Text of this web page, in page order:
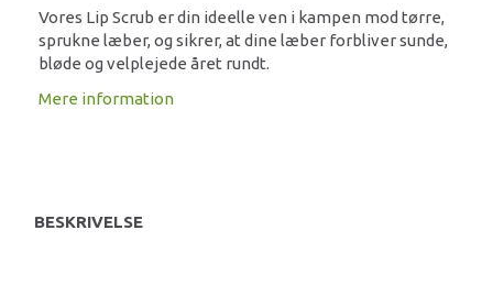
Vores Lip Scrub er din ideelle ven i kampen mod tørre,
sprukne læber, og sikrer, at dine læber forbliver sunde,
bløde og velplejede året rundt.
Mere information
BESKRIVELSE